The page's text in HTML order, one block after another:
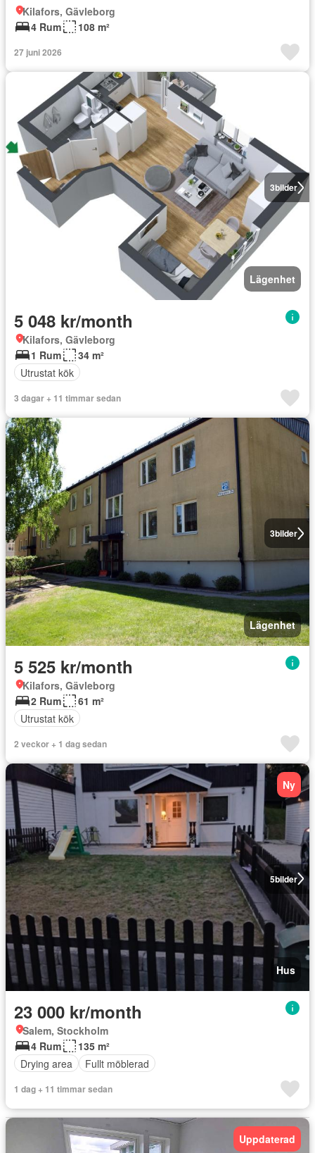
Kilafors, Gävleborg
4 Rum
108 m²
27 juni 2026
3bilder
Lägenhet
5 048 kr/month
Kilafors, Gävleborg
1 Rum
34 m²
Utrustat kök
3 dagar + 11 timmar sedan
3bilder
Lägenhet
5 525 kr/month
Kilafors, Gävleborg
2 Rum
61 m²
Utrustat kök
2 veckor + 1 dag sedan
5bilder
Ny
Hus
23 000 kr/month
Salem, Stockholm
4 Rum
135 m²
Drying area
Fullt möblerad
1 dag + 11 timmar sedan
Uppdaterad